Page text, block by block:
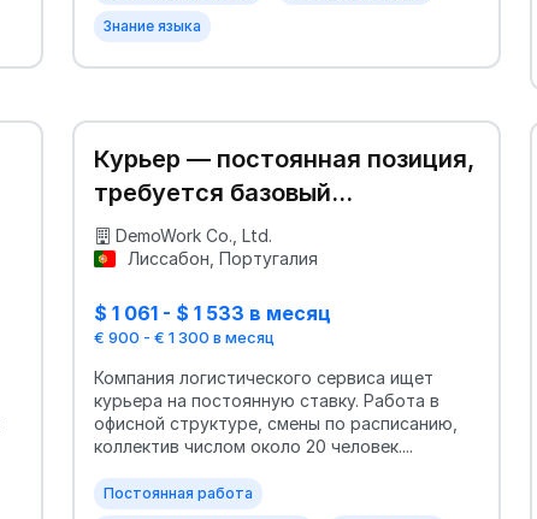
Знание языка
Курьер — постоянная позиция,
требуется базовый
португальский
DemoWork Co., Ltd.
Лиссабон, Португалия
$ 1 061 - $ 1 533 в месяц
€ 900 - € 1 300 в месяц
Компания логистического сервиса ищет
курьера на постоянную ставку. Работа в
офисной структуре, смены по расписанию,
коллектив числом около 20 человек....
Постоянная работа